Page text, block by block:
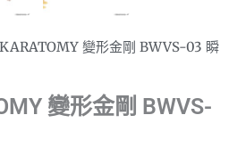
變形金剛 BWVS-03 瞬
變形金剛 BWVS-